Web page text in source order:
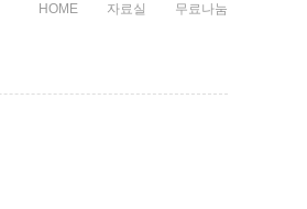
HOME 자료실 무료나눔